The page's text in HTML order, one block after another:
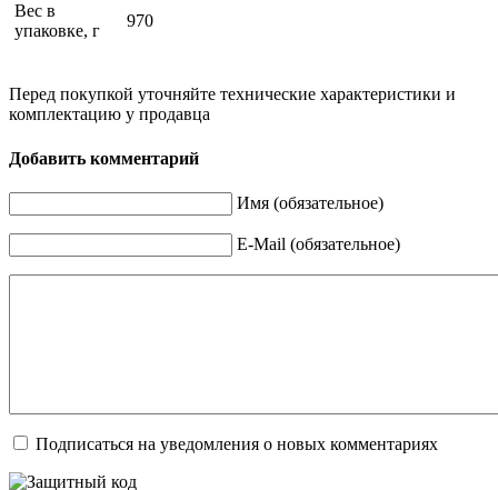
Вес в
упаковке, г
970
Перед покупкой уточняйте технические характеристики и
комплектацию у продавца
Добавить комментарий
Имя (обязательное)
E-Mail (обязательное)
Подписаться на уведомления о новых комментариях